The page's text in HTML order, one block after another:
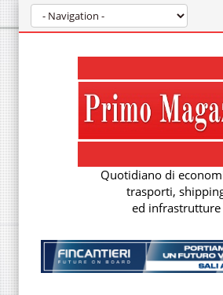
Quotidiano di
trasporti,
ed infrastrutture